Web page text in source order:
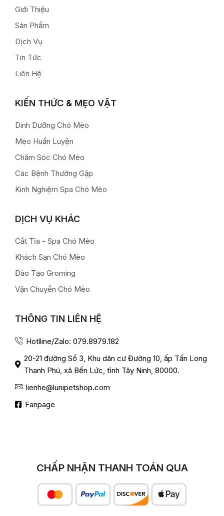
Giới Thiệu
Sản Phẩm
Dịch Vụ
Tin Tức
Liên Hệ
KIẾN THỨC & MẸO VẶT
Dinh Dưỡng Chó Mèo
Mẹo Huấn Luyện
Chăm Sóc Chó Mèo
Các Bệnh Thường Gặp
Kinh Nghiệm Spa Chó Mèo
DỊCH VỤ KHÁC
Cắt Tỉa - Spa Chó Mèo
Khách Sạn Chó Mèo
Đào Tạo Groming
Vận Chuyển Chó Mèo
THÔNG TIN LIÊN HỆ
Hotlline/Zalo: 079.8979.182
20-21 đường Số 3, Khu dân cư Đường 10, ấp Tấn Long
Thanh Phú, xã Bến Lức, tỉnh Tây Ninh, 80000.
lienhe@lunipetshop.com
Fanpage
CHẤP NHẬN THANH TOÁN QUA